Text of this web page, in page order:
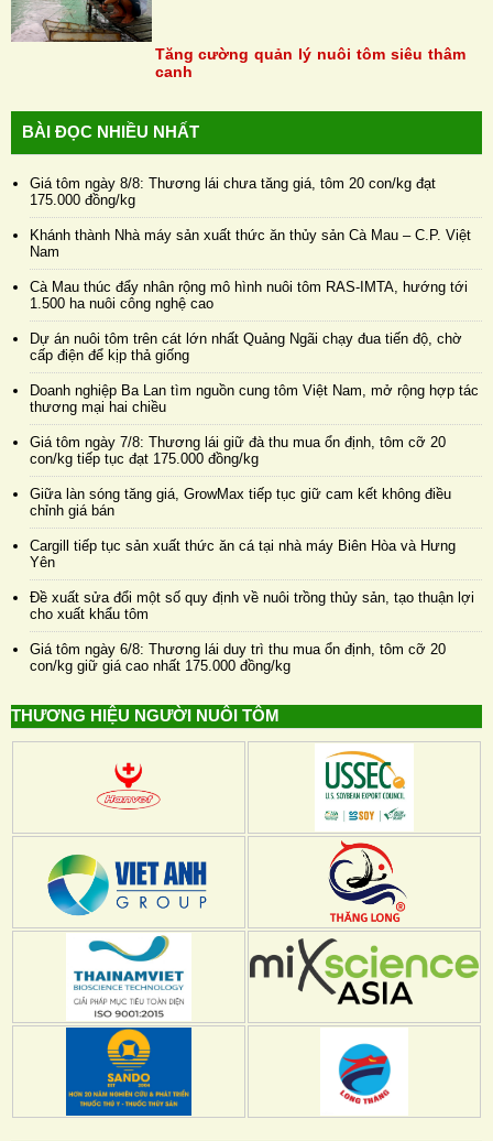
Tăng cường quản lý nuôi tôm siêu thâm
canh
BÀI ĐỌC NHIỀU NHẤT
Giá tôm ngày 8/8: Thương lái chưa tăng giá, tôm 20 con/kg đạt
175.000 đồng/kg
Khánh thành Nhà máy sản xuất thức ăn thủy sản Cà Mau – C.P. Việt
Nam
Cà Mau thúc đẩy nhân rộng mô hình nuôi tôm RAS-IMTA, hướng tới
1.500 ha nuôi công nghệ cao
Dự án nuôi tôm trên cát lớn nhất Quảng Ngãi chạy đua tiến độ, chờ
cấp điện để kịp thả giống
Doanh nghiệp Ba Lan tìm nguồn cung tôm Việt Nam, mở rộng hợp tác
thương mại hai chiều
Giá tôm ngày 7/8: Thương lái giữ đà thu mua ổn định, tôm cỡ 20
con/kg tiếp tục đạt 175.000 đồng/kg
Giữa làn sóng tăng giá, GrowMax tiếp tục giữ cam kết không điều
chỉnh giá bán
Cargill tiếp tục sản xuất thức ăn cá tại nhà máy Biên Hòa và Hưng
Yên
Đề xuất sửa đổi một số quy định về nuôi trồng thủy sản, tạo thuận lợi
cho xuất khẩu tôm
Giá tôm ngày 6/8: Thương lái duy trì thu mua ổn định, tôm cỡ 20
con/kg giữ giá cao nhất 175.000 đồng/kg
THƯƠNG HIỆU NGƯỜI NUÔI TÔM